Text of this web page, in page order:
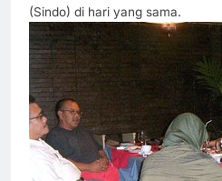
(Sindo) di hari yang sama.